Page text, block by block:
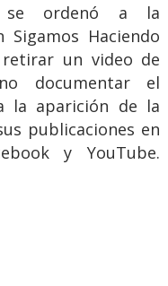
se ordenó a la
Haciendo
retirar un video de
documentar el
la aparición de la
publicaciones en
y YouTube.